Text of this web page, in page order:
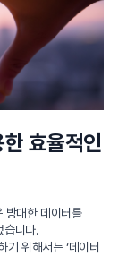
효율적인
방대한 데이터를
습니다.
위해서는 ‘데이터